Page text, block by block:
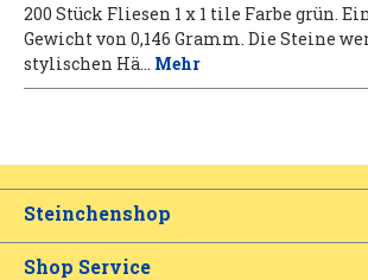
200 Stück Fliesen 1 x 1 tile Farbe grün.
Gewicht von 0,146 Gramm. Die Steine
stylischen Hä… Mehr
Steinchenshop
Shop Service